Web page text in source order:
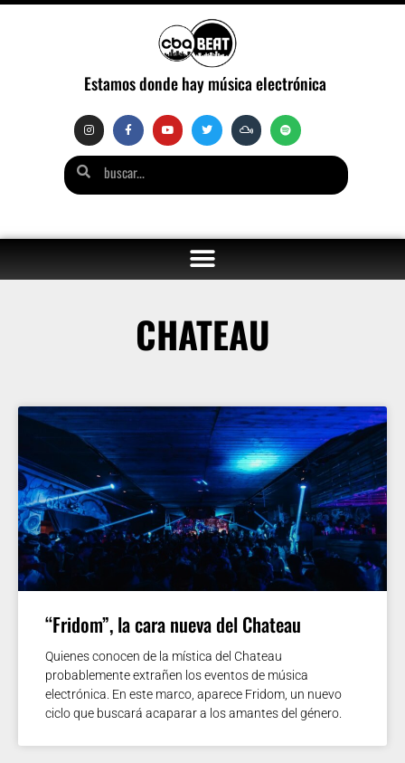
Estamos donde hay música electrónica
CHATEAU
“Fridom”, la cara nueva del Chateau
Quienes conocen de la mística del Chateau
probablemente extrañen los eventos de música
electrónica. En este marco, aparece Fridom, un nuevo
ciclo que buscará acaparar a los amantes del género.